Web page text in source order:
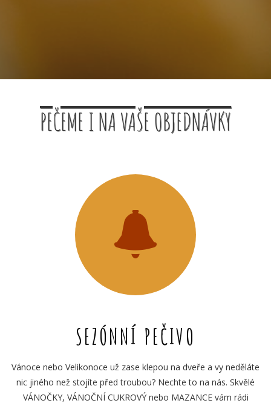
PEČEME I NA VAŠE OBJEDNÁVKY
SEZÓNNÍ PEČIVO
Vánoce nebo Velikonoce už zase klepou na dveře a vy neděláte
nic jiného než stojíte před troubou? Nechte to na nás. Skvělé
VÁNOČKY, VÁNOČNÍ CUKROVÝ nebo MAZANCE vám rádi